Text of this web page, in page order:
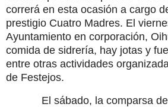
correrá en esta ocasión a cargo
prestigio Cuatro Madres. El
Ayuntamiento en corporación,
comida de sidrería, hay jotas y
entre otras actividades
de Festejos.
El sábado, la comparsa